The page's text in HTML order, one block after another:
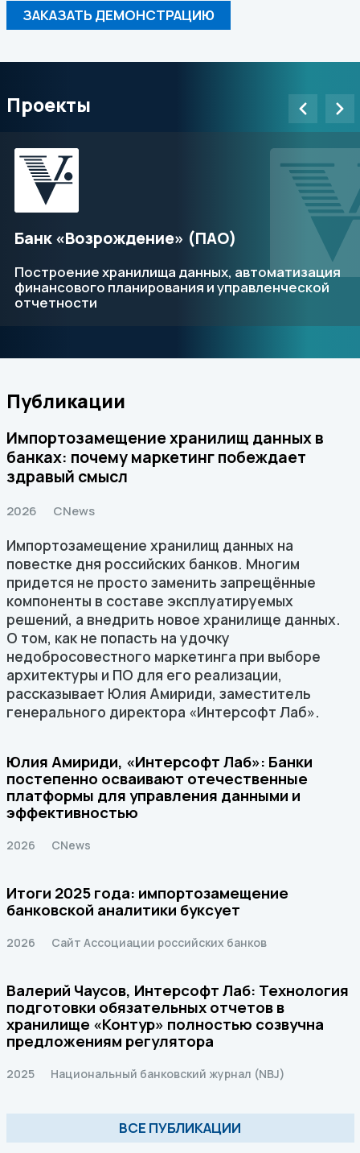
ЗАКАЗАТЬ ДЕМОНСТРАЦИЮ
Проекты
Банк «Возрождение» (ПАО)
Построение хранилища данных, автоматизация
финансового планирования и управленческой
отчетности
Публикации
Импортозамещение хранилищ данных в
банках: почему маркетинг побеждает
здравый смысл
2026 CNews
Импортозамещение хранилищ данных на
повестке дня российских банков. Многим
придется не просто заменить запрещённые
компоненты в составе эксплуатируемых
решений, а внедрить новое хранилище данных.
О том, как не попасть на удочку
недобросовестного маркетинга при выборе
архитектуры и ПО для его реализации,
рассказывает Юлия Амириди, заместитель
генерального директора «Интерсофт Лаб».
Юлия Амириди, «Интерсофт Лаб»: Банки
постепенно осваивают отечественные
платформы для управления данными и
эффективностью
2026 CNews
Итоги 2025 года: импортозамещение
банковской аналитики буксует
2026 Сайт Ассоциации российских банков
Валерий Чаусов, Интерсофт Лаб: Технология
подготовки обязательных отчетов в
хранилище «Контур» полностью созвучна
предложениям регулятора
2025 Национальный банковский журнал (NBJ)
ВСЕ ПУБЛИКАЦИИ